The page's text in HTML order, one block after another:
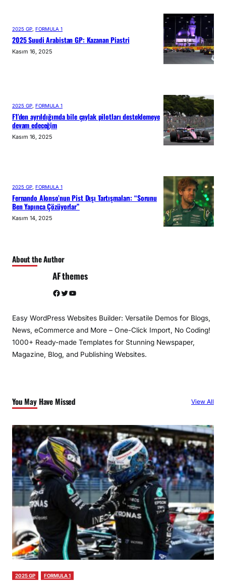
2025 GP FORMULA 1
2025 Suudi Arabistan GP: Kazanan Piastri
Kasım 16, 2025
2025 GP, FORMULA 1
F1’den ayrıldığımda bile çaylak pilotları desteklemeye
devam edeceğim
Kasım 16, 2025
2025 GP, FORMULA 1
Fernando Alonso’nun Pist Dışı Tartışmaları: “Sorunu
Ben Yapınca Çözüyorlar”
Kasım 14, 2025
About the Author
AF themes
Facebook Twitter YouTube
Easy WordPress Websites Builder: Versatile Demos for Blogs,
News, eCommerce and More – One-Click Import, No Coding!
1000+ Ready-made Templates for Stunning Newspaper,
Magazine, Blog, and Publishing Websites.
You May Have Missed View All
2025 GP FORMULA 1